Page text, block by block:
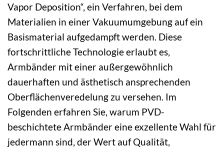
Vapor Deposition“, ein Verfahren, bei dem
Materialien in einer Vakuumumgebung auf ein
Basismaterial aufgedampft werden. Diese
fortschrittliche Technologie erlaubt es,
Armbänder mit einer außergewöhnlich
dauerhaften und ästhetisch ansprechenden
Oberflächenveredelung zu versehen. Im
Folgenden erfahren Sie, warum PVD-
beschichtete Armbänder eine exzellente Wahl für
jedermann sind, der Wert auf Qualität,